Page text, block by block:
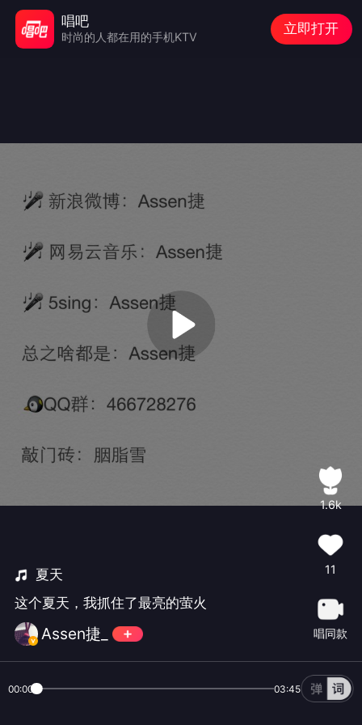
夏天
这个夏天，我抓住了最亮的萤火
Assen捷_
1.6k
11
唱同款
00:00 03:45
唱吧
时尚的人都在用的手机KTV
立即打开